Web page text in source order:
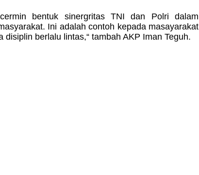
bentuk sinergritas TNI dan Polri dalam
Ini adalah contoh kepada masayarakat
berlalu lintas,“ tambah AKP Iman Teguh.